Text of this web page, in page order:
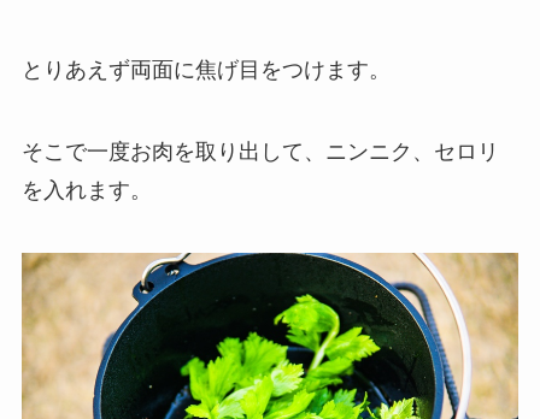
とりあえず両面に焦げ目をつけます。
そこで一度お肉を取り出して、ニンニク、セロリ
を入れます。